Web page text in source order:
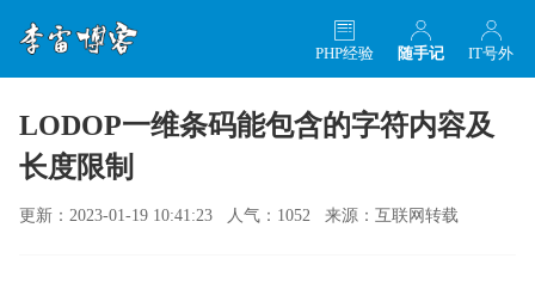
IT号外
随手记
PHP经验
LODOP一维条码能包含的字符内容及
长度限制
更新：2023-01-19 10:41:23 人气：1052 来源：互联网转载